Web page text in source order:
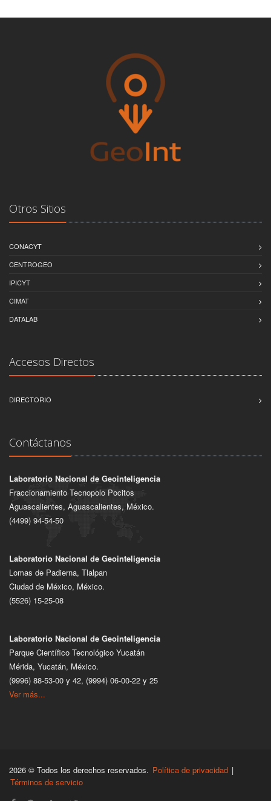
Otros Sitios
CONACYT
CENTROGEO
IPICYT
CIMAT
DATALAB
Accesos Directos
DIRECTORIO
Contáctanos
Laboratorio Nacional de Geointeligencia
Fraccionamiento Tecnopolo Pocitos
Aguascalientes, Aguascalientes, México.
(4499) 94-54-50
Laboratorio Nacional de Geointeligencia
Lomas de Padierna, Tlalpan
Ciudad de México, México.
(5526) 15-25-08
Laboratorio Nacional de Geointeligencia
Parque Científico Tecnológico Yucatán
Mérida, Yucatán, México.
(9996) 88-53-00 y 42, (9994) 06-00-22 y 25
Ver más...
2026 © Todos los derechos reservados. Política de privacidad |
Términos de servicio